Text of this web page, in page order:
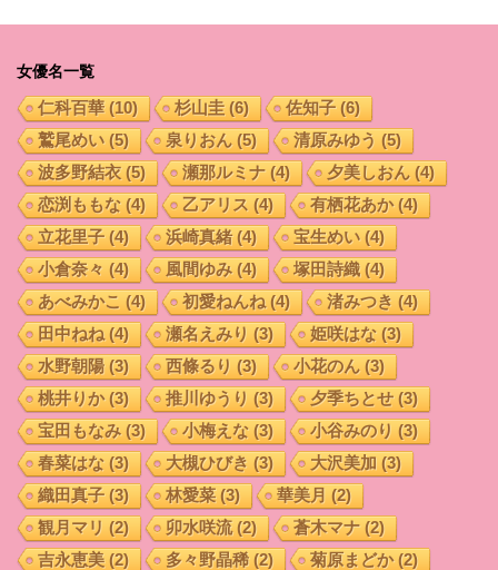
女優名一覧
仁科百華(10) 杉山圭(6) 佐知子(6)
鷲尾めい(5) 泉りおん (5) 清原みゆう (5)
波多野結衣(5) 瀬那ルミナ(4) 夕美しおん (4)
恋渕ももな (4) 乙アリス (4) 有栖花あか(4)
立花里子(4) 浜崎真緒(4) 宝生めい(4)
小倉奈々 (4) 風間ゆみ(4) 塚田詩織(4)
あべみかこ (4) 初愛ねんね (4) 渚みつき (4)
田中ねね (4) 瀬名えみり (3) 姫咲はな (3)
水野朝陽(3) 西條るり (3) 小花のん (3)
桃井りか(3) 推川ゆうり (3) 夕季ちとせ(3)
宝田もなみ(3) 小梅えな (3) 小谷みのり (3)
春菜はな (3) 大槻ひびき (3) 大沢美加 (3)
織田真子(3) 林愛菜(3) 華美月 (2)
観月マリ (2) 卯水咲流(2) 蒼木マナ(2)
吉永恵美(2) 多々野晶稀(2) 菊原まどか(2)